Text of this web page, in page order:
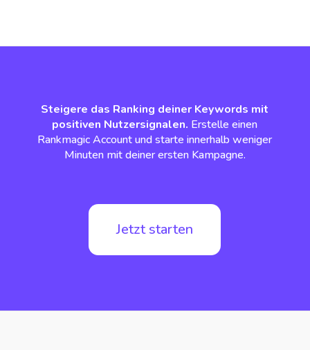
Steigere das Ranking deiner Keywords mit
positiven Nutzersignalen. Erstelle einen
Rankmagic Account und starte innerhalb weniger
Minuten mit deiner ersten Kampagne.
Jetzt starten